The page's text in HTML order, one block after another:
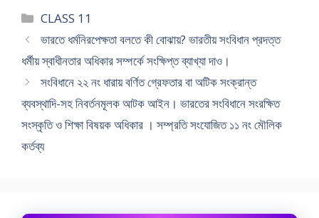
Categories
CLASS 11
ভারতে ধর্মনিরপেক্ষতা বলতে কী বােঝায়? ভারতীয় সংবিধান প্রদত্ত
ধর্মীয় স্বাধীনতার অধিকার সম্পর্কে সংক্ষিপ্ত ব্যাখ্যা দাও।
সংবিধানে ২২ নং ধারায় বর্ণিত গ্রেফতার বা অটিক সংক্রান্ত
ব্যবস্থাদি-সহ নিবর্তনমূলক আটক আইন। ভারতের সংবিধানে সংরক্ষিত
সংস্কৃতি ও শিক্ষা বিষয়ক অধিকার । সম্প্রতি সংযােজিত ১১ নং মৌলিক
কর্তব্য